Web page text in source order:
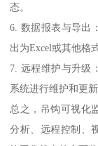
态。
6. 数据报表与导出
出为Excel或其他格
7. 远程维护与升级
系统进行维护和更
总之，吊钩可视化
分析、远程控制、